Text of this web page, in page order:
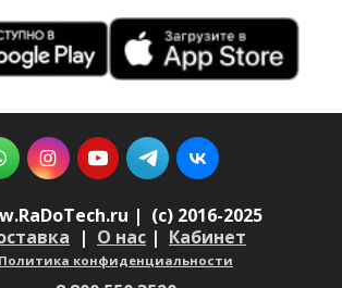
| (c) 2016-2025
| О нас | Кабинет
Политика конфиденциальности